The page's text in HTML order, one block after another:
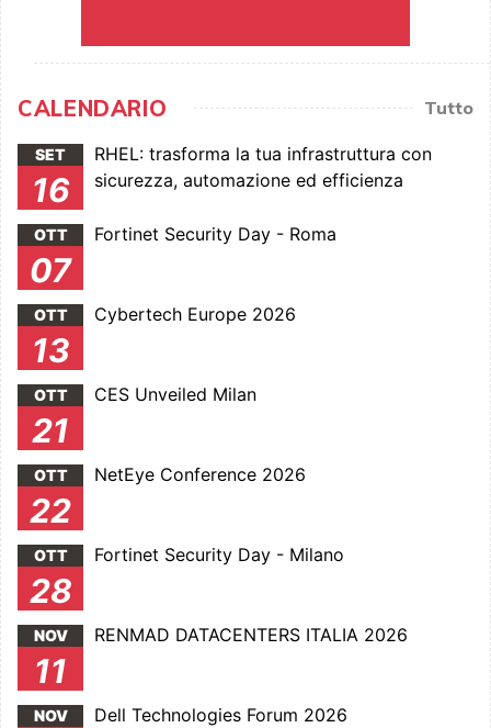
CALENDARIO Tutto
SET
16
RHEL: trasforma la tua infrastruttura con
sicurezza, automazione ed efficienza
OTT
07
Fortinet Security Day - Roma
OTT
13
Cybertech Europe 2026
OTT
21
CES Unveiled Milan
OTT
22
NetEye Conference 2026
OTT
28
Fortinet Security Day - Milano
NOV
11
RENMAD DATACENTERS ITALIA 2026
NOV Dell Technologies Forum 2026